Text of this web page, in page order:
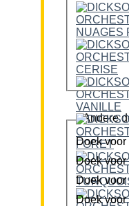
Andere
Doek voor
Doek voor
Doek voor
Doek voor